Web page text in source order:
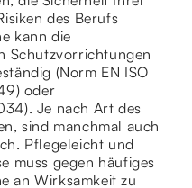
des Berufs
kann die
Schutzvorrichtungen
(Norm EN ISO
oder
Je nach Art des
sind manchmal auch
Pflegeleicht und
muss gegen häufiges
an Wirksamkeit zu